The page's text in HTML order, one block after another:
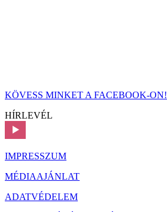
KÖVESS MINKET A FACEBOOK-ON!
HÍRLEVÉL
IMPRESSZUM
MÉDIAAJÁNLAT
ADATVÉDELEM